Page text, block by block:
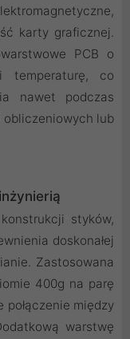
karty graficznej.
PCB o
temperaturę, co
nawet podczas
lub
styków,
doskonałej
Zastosowana
400g na parę
połączenie między
warstwę